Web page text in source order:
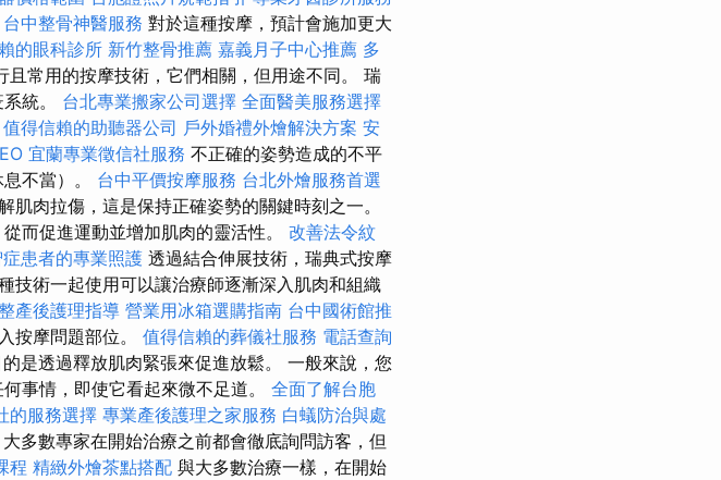
台中整骨神醫服務 對於這種按摩，預計會施加更大
的眼科診所 新竹整骨推薦 嘉義月子中心推薦 多
常用的按摩技術，它們相關，但用途不同。 瑞
統。 台北專業搬家公司選擇 全面醫美服務選擇
值得信賴的助聽器公司 戶外婚禮外燴解決方案 安
宜蘭專業徵信社服務 不正確的姿勢造成的不平
不當）。 台中平價按摩服務 台北外燴服務首選
肌肉拉傷，這是保持正確姿勢的關鍵時刻之一。
而促進運動並增加肌肉的靈活性。 改善法令紋
症患者的專業照護 透過結合伸展技術，瑞典式按摩
技術一起使用可以讓治療師逐漸深入肌肉和組織
產後護理指導 營業用冰箱選購指南 台中國術館推
按摩問題部位。 值得信賴的葬儀社服務 電話查詢
是透過釋放肌肉緊張來促進放鬆。 一般來說，您
事情，即使它看起來微不足道。 全面了解台胞
的服務選擇 專業產後護理之家服務 白蟻防治與處
多數專家在開始治療之前都會徹底詢問訪客，但
程 精緻外燴茶點搭配 與大多數治療一樣，在開始